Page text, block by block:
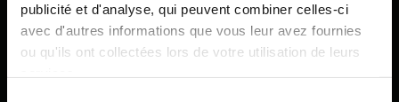
publicité et d'analyse, qui peuvent combiner celles-ci
avec d'autres informations que vous leur avez fournies
ou qu'ils ont collectées lors de votre utilisation de leurs